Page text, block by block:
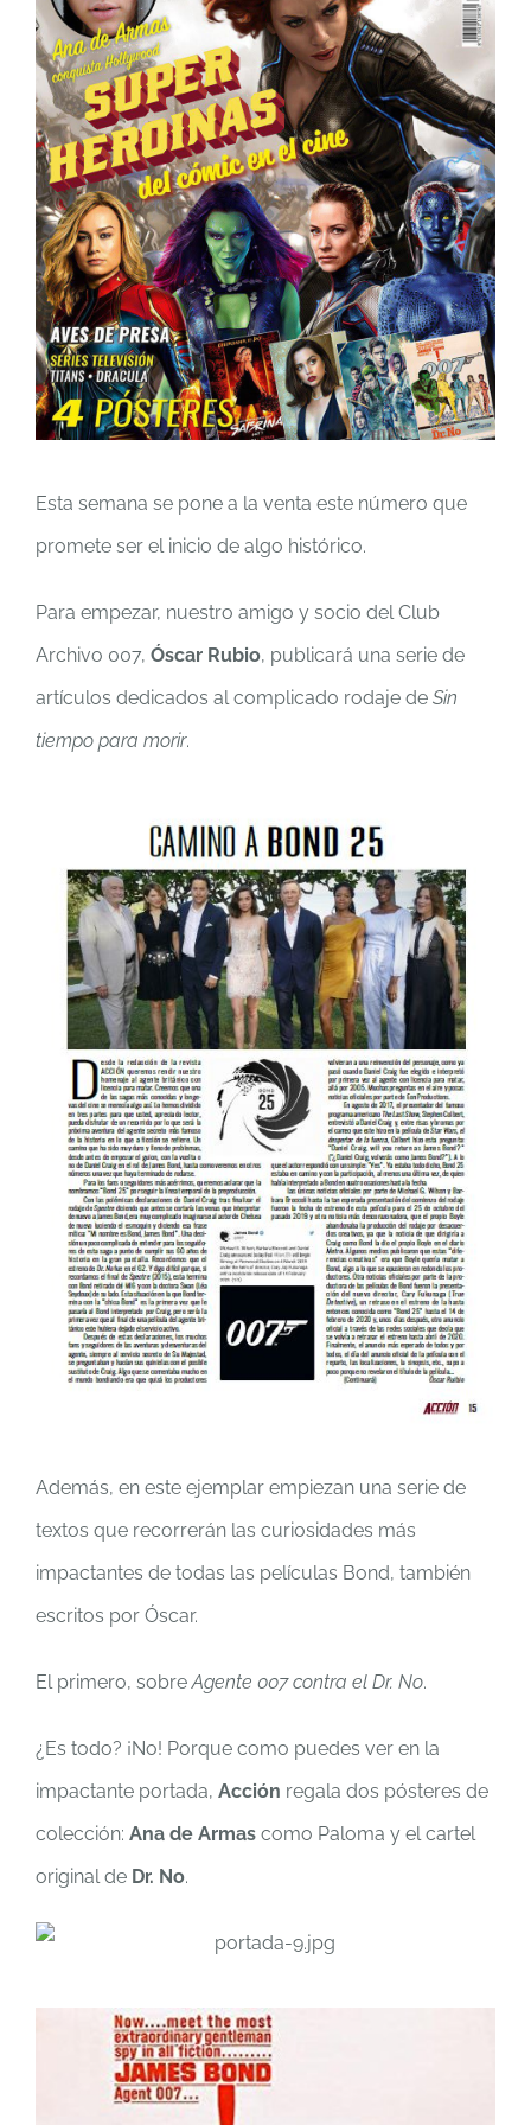
Esta semana se pone a la venta este número que
promete ser el inicio de algo histórico.
Para empezar, nuestro amigo y socio del Club
Archivo 007, Óscar Rubio, publicará una serie de
artículos dedicados al complicado rodaje de Sin
tiempo para morir.
Además, en este ejemplar empiezan una serie de
textos que recorrerán las curiosidades más
impactantes de todas las películas Bond, también
escritos por Óscar.
El primero, sobreAgente 007 contra el Dr. No.
¿Es todo? ¡No! Porque como puedes ver en la
impactante portada, Acción regala dos pósteres de
colección: Ana de Armas como Paloma y el cartel
original de Dr. No.